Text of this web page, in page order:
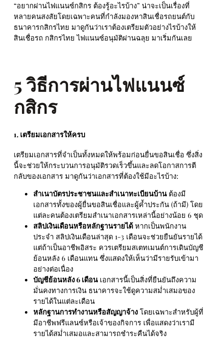
“อยากผ่านไฟแนนซ์กสิกร ต้องรู้อะไรบ้าง” น่าจะเป็นเรื่องที่
หลายคนสงสัยโดยเฉพาะคนที่กำลังมองหาสินเชื่อรถยนต์กับ
ธนาคารกสิกรไทย มาดูกันว่าเราต้องเตรียมตัวอย่างไรบ้างให้
สินเชื่อรถ กสิกรไทย ไฟแนนซ์อนุมัติผ่านฉลุย มาเริ่มกันเลย
5 วิธีการผ่านไฟแนนซ์
กสิกร
1. เตรียมเอกสารให้ครบ
เตรียมเอกสารที่จำเป็นทั้งหมดให้พร้อมก่อนยื่นขอสินเชื่อ ซึ่งสิ่ง
นี้จะช่วยให้กระบวนการอนุมัติรวดเร็วขึ้นและลดโอกาสการตี
กลับของเอกสาร มาดูกันว่าเอกสารที่ต้องใช้มีอะไรบ้าง:
สำเนาบัตรประชาชนและสำเนาทะเบียนบ้านต้องมี
เอกสารทั้งของผู้ยื่นขอสินเชื่อและผู้ค้ำประกัน (ถ้ามี) โดย
แต่ละคนต้องเตรียมสำเนาเอกสารเหล่านี้อย่างน้อย 6 ชุด
สลิปเงินเดือนหรือหลักฐานรายได้ หากเป็นพนักงาน
ประจำ สลิปเงินเดือนล่าสุด 1-3 เดือนจะช่วยยืนยันรายได้
แต่ถ้าเป็นอาชีพอิสระ ควรเตรียมสเตทเมนต์การเดินบัญชี
ย้อนหลัง 6 เดือนแทน ซึ่งแสดงให้เห็นว่ามีรายรับเข้ามา
อย่างต่อเนื่อง
บัญชีย้อนหลัง 6 เดือนเอกสารนี้เป็นสิ่งที่ยืนยันถึงความ
มั่นคงทางการเงิน ธนาคารจะใช้ดูความสม่ำเสมอของ
รายได้ในแต่ละเดือน
หลักฐานการทำงานหรือสัญญาจ้าง โดยเฉพาะสำหรับผู้ที่
มีอาชีพฟรีแลนซ์หรือเจ้าของกิจการ เพื่อแสดงว่าเรามี
รายได้สม่ำเสมอและสามารถชำระคืนได้จริง